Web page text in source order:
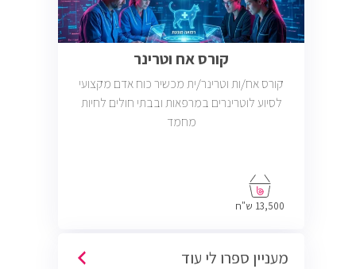
קורס אח וטרינר
קורס אח/ות וטרינר/ית מכשיר כוח אדם מקצועי
לסיוע לוטרינרים במרפאות ובבתי חולים לחיות
מחמד
13,500 ש"ח
מעניין ספרו לי עוד